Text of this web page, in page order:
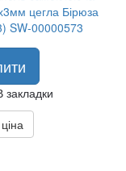
закладки